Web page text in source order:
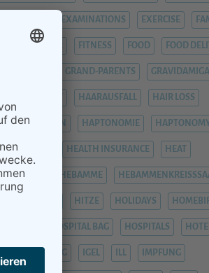
EXAMINATIONS EXERCISE
FIEBER FITNESS FOOD FOOD
GRAND-PARENTS
HAARAUSFALL HAIR LOSS
HAPTONOMIE
HEALTH INSURANCE HEAT
LEGS HEBAMME
HITZE HOLIDAYS
HOSPITAL BAG HOSPITALS
HYPNOBIRTHING IGEL ILL IMPFUNG